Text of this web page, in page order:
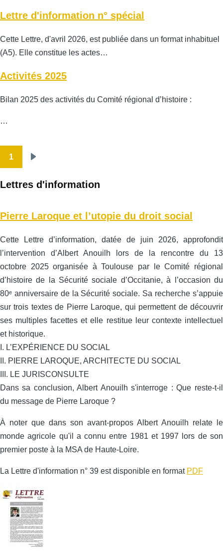
Lettre d'information n° spécial
Cette Lettre, d'avril 2026, est publiée dans un format inhabituel
(A5). Elle constitue les actes…
Activités 2025
Bilan 2025 des activités du Comité régional d’histoire :
…
1
Lettres d'information
Pierre Laroque et l’utopie du droit social
Cette Lettre d’information, datée de juin 2026, approfondit
l’intervention d’Albert Anouilh lors de la rencontre du 13
octobre 2025 organisée à Toulouse par le Comité régional
d’histoire de la Sécurité sociale d’Occitanie, à l’occasion du
80ᵉ anniversaire de la Sécurité sociale. Sa recherche s’appuie
sur trois textes de Pierre Laroque, qui permettent de découvrir
ses multiples facettes et elle restitue leur contexte intellectuel
et historique.
I. L’EXPÉRIENCE DU SOCIAL
II. PIERRE LAROQUE, ARCHITECTE DU SOCIAL
III. LE JURISCONSULTE
Dans sa conclusion, Albert Anouilh s'interroge : Que reste-t-il
du message de Pierre Laroque ?
À noter que dans son avant-propos Albert Anouilh relate le
monde agricole qu'il a connu entre 1981 et 1997 lors de son
premier poste à la MSA de Haute-Loire.
La Lettre d'information n° 39 est disponible en format PDF